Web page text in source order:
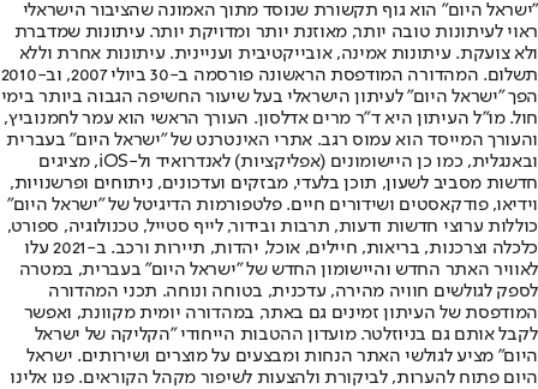
"ישראל היום" הוא גוף תקשורת שנוסד מתוך האמונה שהציבור הישראלי
ראוי לעיתונות טובה יותר, מאוזנת יותר ומדויקת יותר. עיתונות שמדברת
ולא צועקת. עיתונות אמינה, אובייקטיבית ועניינית. עיתונות אחרת וללא
תשלום. המהדורה המודפסת הראשונה פורסמה ב-30 ביולי 2007, וב-2010
הפך "ישראל היום" לעיתון הישראלי בעל שיעור החשיפה הגבוה ביותר בימי
חול. מו"ל העיתון היא ד"ר מרים אדלסון. העורך הראשי הוא עמר לחמנוביץ,
והעורך המייסד הוא עמוס רגב. אתרי האינטרנט של "ישראל היום" בעברית
ובאנגלית, כמו כן היישומונים (אפליקציות) לאנדרואיד ול-iOS, מציגים
חדשות מסביב לשעון, תוכן בלעדי, מבזקים ועדכונים, ניתוחים ופרשנויות,
וידיאו, פודקאסטים ושידורים חיים. פלטפורמות הדיגיטל של "ישראל היום"
כוללות ערוצי חדשות ודעות, תרבות ובידור, לייף סטייל, טכנולוגיה, ספורט,
כלכלה וצרכנות, בריאות, חיילים, אוכל, יהדות, תיירות ורכב. ב-2021 עלו
לאוויר האתר החדש והיישומון החדש של "ישראל היום" בעברית, במטרה
לספק לגולשים חוויה מהירה, עדכנית, בטוחה ונוחה. תכני המהדורה
המודפסת של העיתון זמינים גם באתר, במהדורה יומית מקוונת, ואפשר
לקבל אותם גם בניוזלטר. מועדון ההטבות הייחודי "הקליקה של ישראל
היום" מציע לגולשי האתר הנחות ומבצעים על מוצרים ושירותים. ישראל
היום פתוח להערות, לביקורת ולהצעות לשיפור מקהל הקוראים. פנו אלינו